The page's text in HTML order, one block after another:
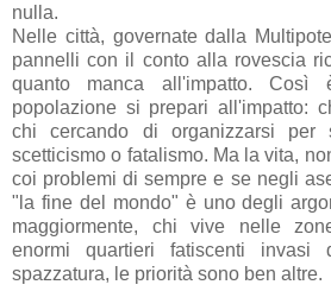
nulla.
Nelle città, governate dalla
pannelli con il conto alla rovescia
quanto manca all'impatto.
popolazione si prepari all'impatto:
chi cercando di organizzarsi per
scetticismo o fatalismo. Ma la vita,
coi problemi di sempre e se negli
"la fine del mondo" è uno degli
maggiormente, chi vive nelle
enormi quartieri fatiscenti
spazzatura, le priorità sono ben altre.